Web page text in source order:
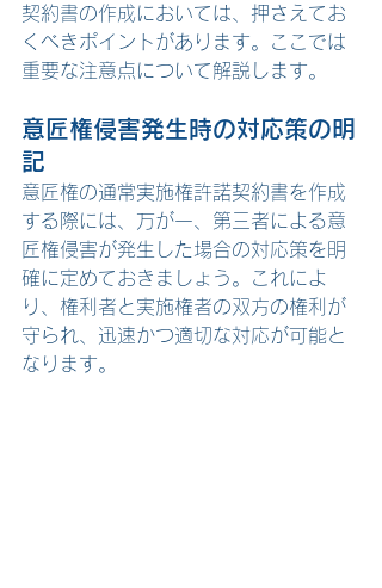
契約書の作成においては、押さえてお
くべきポイントがあります。ここでは
重要な注意点について解説します。
意匠権侵害発生時の対応策の明
記
意匠権の通常実施権許諾契約書を作成
する際には、万が一、第三者による意
匠権侵害が発生した場合の対応策を明
確に定めておきましょう。これによ
り、権利者と実施権者の双方の権利が
守られ、迅速かつ適切な対応が可能と
なります。